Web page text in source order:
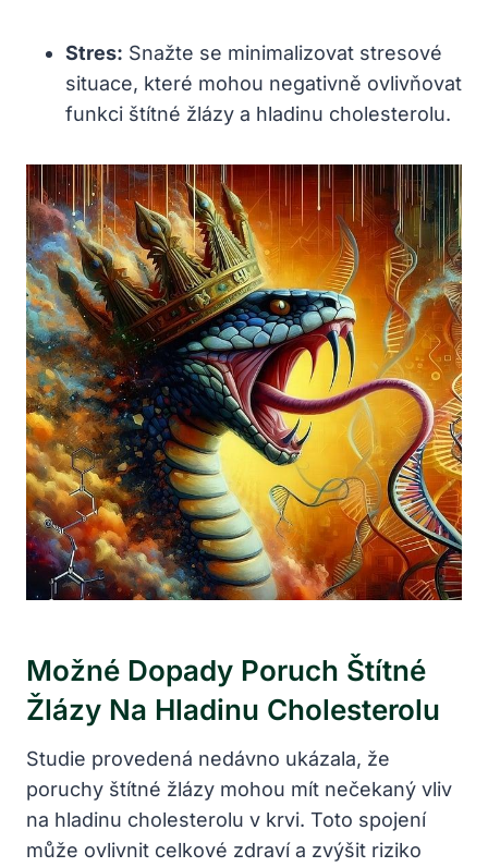
Stres: Snažte se minimalizovat stresové
situace, které mohou negativně ovlivňovat
funkci štítné žlázy a hladinu cholesterolu.
Možné Dopady Poruch Štítné
Žlázy Na Hladinu Cholesterolu
Studie provedená nedávno ukázala, že
poruchy štítné žlázy mohou mít nečekaný vliv
na hladinu cholesterolu v krvi. Toto spojení
může ovlivnit celkové zdraví a zvýšit riziko